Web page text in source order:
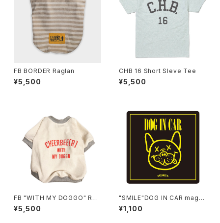
FB BORDER Raglan
¥5,500
CHB 16 Short Sleve Tee
¥5,500
FB "WITH MY DOGGO" Rag
lan
¥5,500
"SMILE"DOG IN CAR magn
et
¥1,100